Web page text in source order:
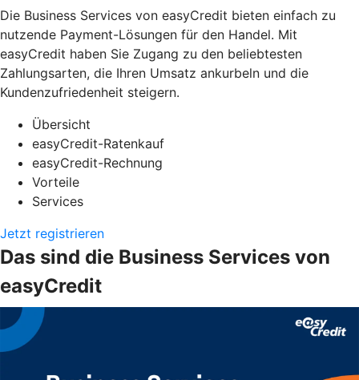
Die Business Services von easyCredit bieten einfach zu
nutzende Payment-Lösungen für den Handel. Mit
easyCredit haben Sie Zugang zu den beliebtesten
Zahlungsarten, die Ihren Umsatz ankurbeln und die
Kundenzufriedenheit steigern.
Übersicht
easyCredit-Ratenkauf
easyCredit-Rechnung
Vorteile
Services
Jetzt registrieren
Das sind die Business Services von
easyCredit